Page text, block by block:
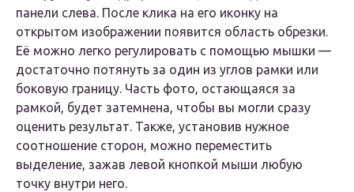
панели слева. После клика на его иконку на
открытом изображении появится область обрезки.
Её можно легко регулировать с помощью мышки —
достаточно потянуть за один из углов рамки или
боковую границу. Часть фото, остающаяся за
рамкой, будет затемнена, чтобы вы могли сразу
оценить результат. Также, установив нужное
соотношение сторон, можно переместить
выделение, зажав левой кнопкой мыши любую
точку внутри него.